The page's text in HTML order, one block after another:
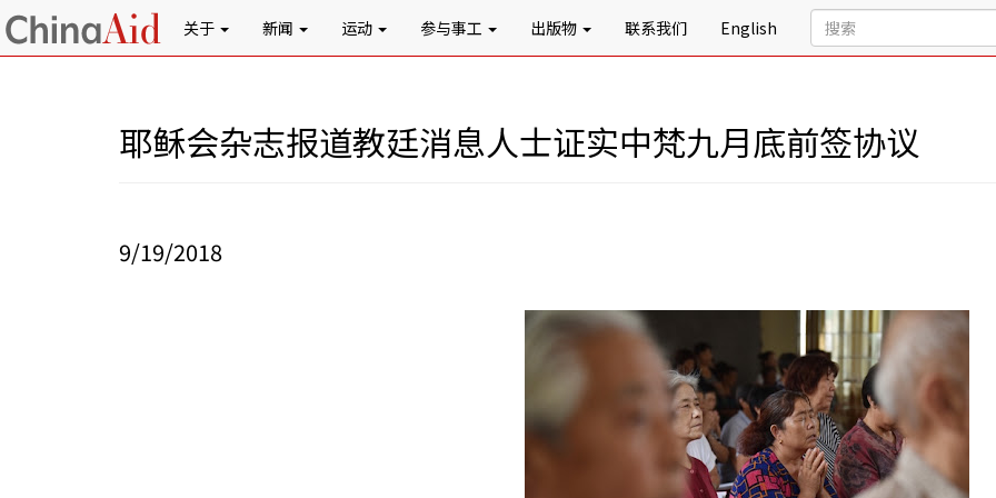
关于 新闻 运动 参与事工 出版物 联系我们 English
耶稣会杂志报道教廷消息人士证实中梵九月底前签协议
9/19/2018